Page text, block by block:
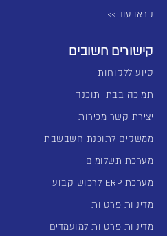
קראו עוד >>
קישורים חשובים
סיוע ללקוחות
תמיכה בבתי תוכנה
יצירת קשר מכירות
ממשקים לתוכנת חשבשבת
מערכת תשלומים
מערכת ERP לרכוש קבוע
מדיניות פרטיות
מדיניות פרטיות למועמדים